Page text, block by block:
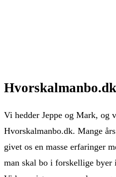
Hvorskalmanbo.dk
Vi hedder Jeppe og Mark, og
Hvorskalmanbo.dk. Mange
givet os en masse erfaringer
man skal bo i forskellige byer